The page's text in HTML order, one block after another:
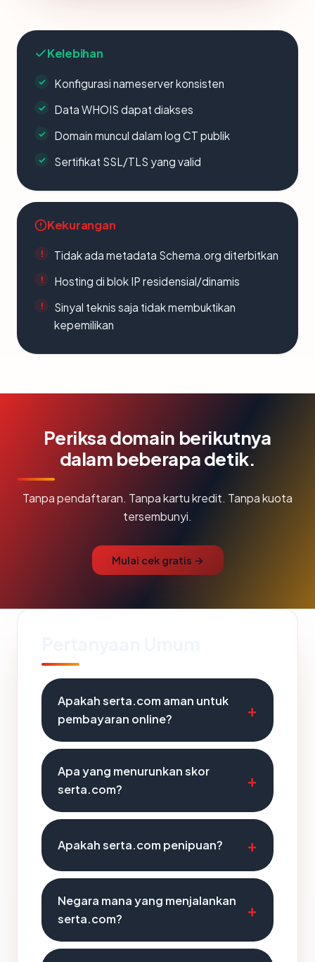
Kelebihan
Konfigurasi nameserver konsisten
Data WHOIS dapat diakses
Domain muncul dalam log CT publik
Sertifikat SSL/TLS yang valid
Kekurangan
Tidak ada metadata Schema.org diterbitkan
Hosting di blok IP residensial/dinamis
Sinyal teknis saja tidak membuktikan
kepemilikan
Periksa domain berikutnya
dalam beberapa detik.
Tanpa pendaftaran. Tanpa kartu kredit. Tanpa kuota
tersembunyi.
Mulai cek gratis →
Apakah serta.com aman untuk
pembayaran online?
Apa yang menurunkan skor
serta.com?
Apakah serta.com penipuan?
Negara mana yang menjalankan
serta.com?